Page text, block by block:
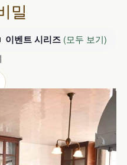
밀
이벤트 시리즈 (모두 보기)